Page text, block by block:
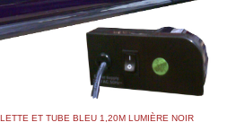
Cellules Diamants
Enceintes
ET TUBE BLEU 1,20M LUMIÈRE NOIR